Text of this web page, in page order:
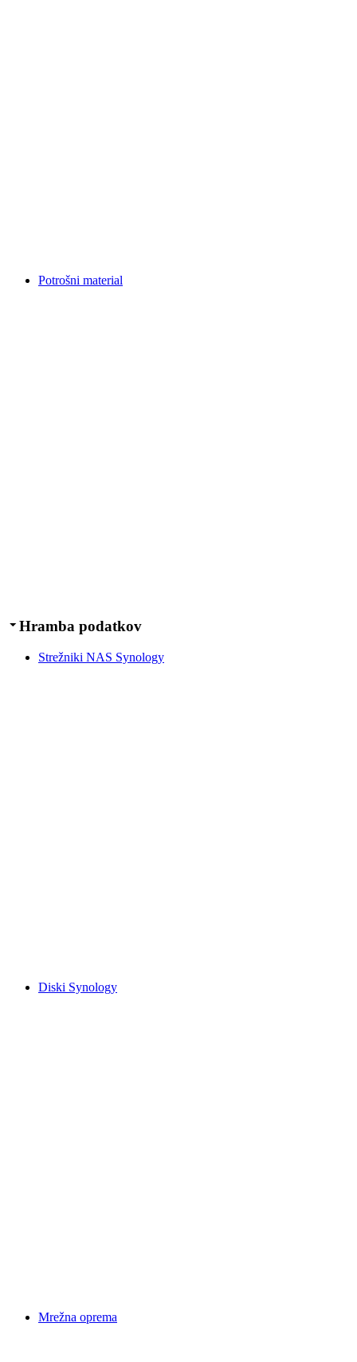
Potrošni material
Hramba podatkov
Strežniki NAS Synology
Diski Synology
Mrežna oprema